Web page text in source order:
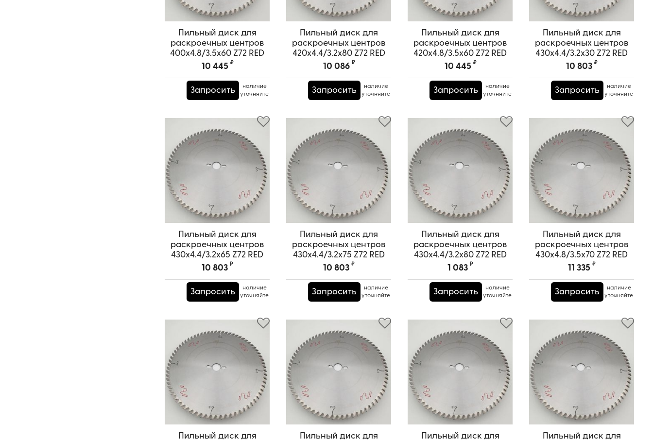
Пильный диск для
раскроечных центров
400x4.8/3.5x60 Z72 RED
SAMURAI
10 445 ₽
Запросить
наличие
уточняйте
Пильный диск для
раскроечных центров
420x4.4/3.2x80 Z72 RED
SAMURAI
10 086 ₽
Запросить
наличие
уточняйте
Пильный диск для
раскроечных центров
420x4.8/3.5x60 Z72 RED
SAMURAI
10 445 ₽
Запросить
наличие
уточняйте
Пильный диск для
раскроечных центров
430x4.4/3.2x30 Z72 RED
SAMURAI
10 803 ₽
Запросить
наличие
уточняйте
Пильный диск для
раскроечных центров
430x4.4/3.2x65 Z72 RED
SAMURAI
10 803 ₽
Запросить
наличие
уточняйте
Пильный диск для
раскроечных центров
430x4.4/3.2x75 Z72 RED
SAMURAI
10 803 ₽
Запросить
наличие
уточняйте
Пильный диск для
раскроечных центров
430x4.4/3.2x80 Z72 RED
SAMURAI
1 083 ₽
Запросить
наличие
уточняйте
Пильный диск для
раскроечных центров
430x4.8/3.5x70 Z72 RED
SAMURAI
11 335 ₽
Запросить
наличие
уточняйте
Пильный диск для Пильный диск для Пильный диск для Пильный диск для